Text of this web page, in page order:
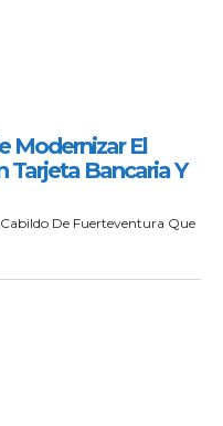
Modernizar El
Tarjeta Bancaria Y
De Fuerteventura Que